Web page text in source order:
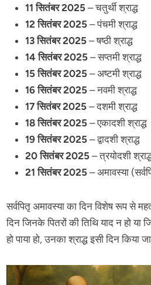
11 सितंबर 2025 – चतुर्थी श्राद्ध
12 सितंबर 2025 – पंचमी श्राद्ध
13 सितंबर 2025 – षष्ठी श्राद्ध
14 सितंबर 2025 – सप्तमी श्राद्ध
15 सितंबर 2025 – अष्टमी श्राद्ध
16 सितंबर 2025 – नवमी श्राद्ध
17 सितंबर 2025 – दशमी श्राद्ध
18 सितंबर 2025 – एकादशी श्राद्ध
19 सितंबर 2025 – द्वादशी श्राद्ध
20 सितंबर 2025 – त्रयोदशी
21 सितंबर 2025 – अमावस्या
सर्वपितृ अमावस्या का दिन विशेष रूप से
दिन जिनके पितरों की तिथि याद न हो या
हो पाया हो, उनका श्राद्ध इसी दिन किया